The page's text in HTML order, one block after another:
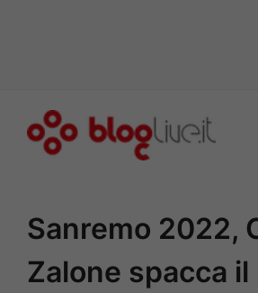
Sanremo 2022,
Zalone spacca il